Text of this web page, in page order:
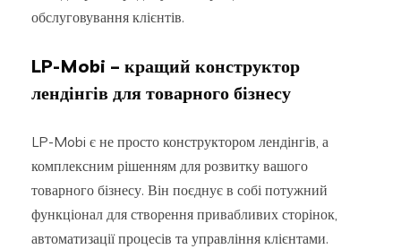
обслуговування клієнтів.
LP-Mobi – кращий конструктор
лендінгів для товарного бізнесу
LP-Mobi є не просто конструктором лендінгів, а
комплексним рішенням для розвитку вашого
товарного бізнесу. Він поєднує в собі потужний
функціонал для створення привабливих сторінок,
автоматизації процесів та управління клієнтами.